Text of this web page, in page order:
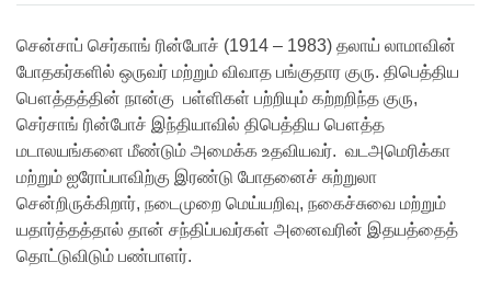
facebook
சென்சாப் செர்காங் ரின்போச் (1914 – 1983) தலாய் லாமாவின்
போதகர்களில் ஒருவர் மற்றும் விவாத பங்குதார குரு. திபெத்திய
பௌத்தத்தின் நான்கு பள்ளிகள் பற்றியும் கற்றறிந்த குரு,
செர்சாங் ரின்போச் இந்தியாவில் திபெத்திய பௌத்த
மடாலயங்களை மீண்டும் அமைக்க உதவியவர். வடஅமெரிக்கா
மற்றும் ஐரோப்பாவிற்கு இரண்டு போதனைச் சுற்றுலா
சென்றிருக்கிறார், நடைமுறை மெய்யறிவு, நகைச்சுவை மற்றும்
யதார்த்தத்தால் தான் சந்திப்பவர்கள் அனைவரின் இதயத்தைத்
தொட்டுவிடும் பண்பாளர்.